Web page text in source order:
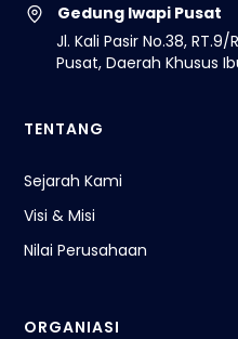
Gedung Iwapi Pusat
Jl. Kali Pasir No.38,
Pusat, Daerah Khusus
TENTANG
Sejarah Kami
Visi & Misi
Nilai Perusahaan
ORGANIASI